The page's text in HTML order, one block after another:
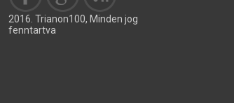
2016. Trianon100, Minden jog
fenntartva